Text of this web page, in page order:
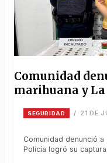
Comunidad
marihuana y
SEGURIDAD / 21 DE
Comunidad denunció
Policía logró su captura